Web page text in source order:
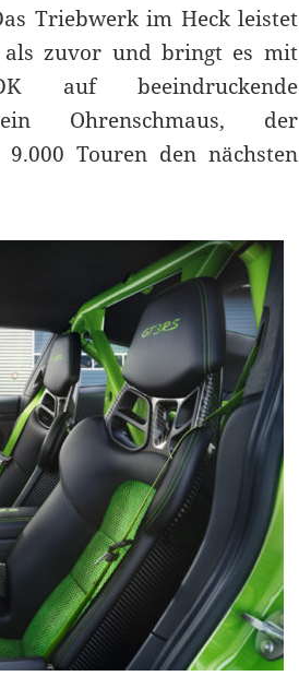
Triebwerk im Heck leistet
als zuvor und bringt es mit
auf beeindruckende
Ohrenschmaus, der
Touren den nächsten